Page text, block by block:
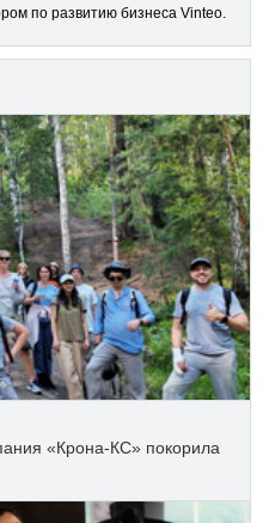
по развитию бизнеса Vinteo.
«Крона‑КС» покорила